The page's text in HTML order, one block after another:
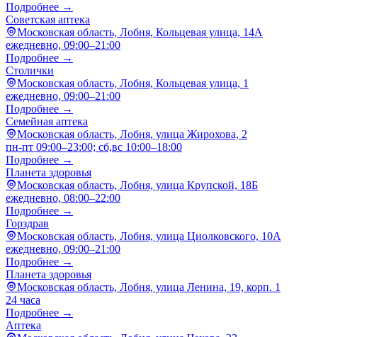
Подробнее →
Советская аптека
Московская область, Лобня, Кольцевая улица, 14А
ежедневно, 09:00–21:00
Подробнее →
Столички
Московская область, Лобня, Кольцевая улица, 1
ежедневно, 09:00–21:00
Подробнее →
Семейная аптека
Московская область, Лобня, улица Жирохова, 2
пн-пт 09:00–23:00; сб,вс 10:00–18:00
Подробнее →
Планета здоровья
Московская область, Лобня, улица Крупской, 18Б
ежедневно, 08:00–22:00
Подробнее →
Горздрав
Московская область, Лобня, улица Циолковского, 10А
ежедневно, 09:00–21:00
Подробнее →
Планета здоровья
Московская область, Лобня, улица Ленина, 19, корп. 1
24 часа
Подробнее →
Аптека